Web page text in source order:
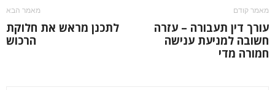
מאמר קודם
עורך דין תעבורה – עזרה
חשובה למניעת ענישה
חמורה מדי
מאמר הבא
לתכנן מראש את חלוקת
הרכוש